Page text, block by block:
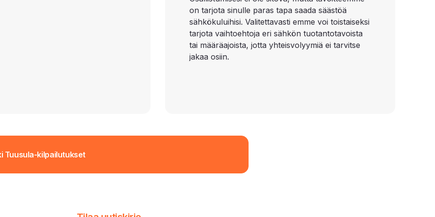
on tarjota sinulle paras tapa saada säästöä
sähkökuluihisi. Valitettavasti emme voi toistaiseksi
tarjota vaihtoehtoja eri sähkön tuotantotavoista
tai määräajoista, jotta yhteisvolyymiä ei tarvitse
jakaa osiin.
Tuusula-kilpailutukset